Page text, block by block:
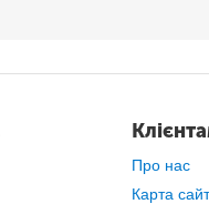
8 сенсорних датчиків
Про нас
Карта